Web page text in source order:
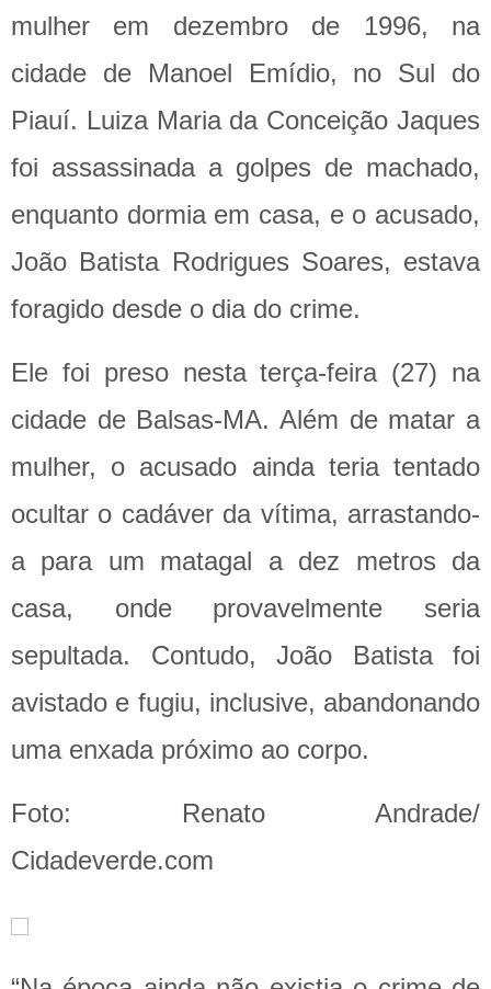
mulher em dezembro de 1996, na
cidade de Manoel Emídio, no Sul do
Piauí. Luiza Maria da Conceição Jaques
foi assassinada a golpes de machado,
enquanto dormia em casa, e o acusado,
João Batista Rodrigues Soares, estava
foragido desde o dia do crime.
Ele foi preso nesta terça-feira (27) na
cidade de Balsas-MA. Além de matar a
mulher, o acusado ainda teria tentado
ocultar o cadáver da vítima, arrastando-
a para um matagal a dez metros da
casa, onde provavelmente seria
sepultada. Contudo, João Batista foi
avistado e fugiu, inclusive, abandonando
uma enxada próximo ao corpo.
Foto: Renato Andrade/
Cidadeverde.com